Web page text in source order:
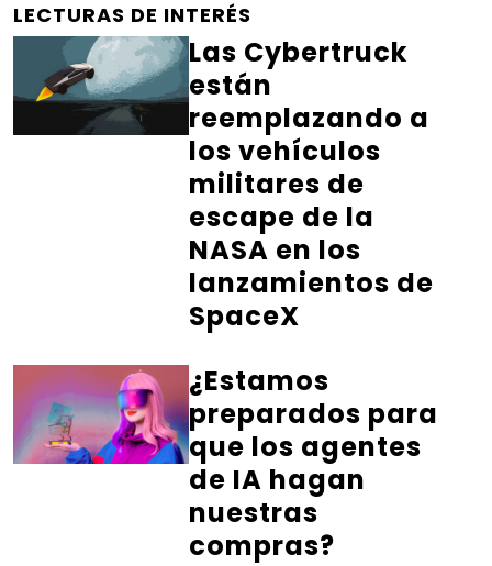
LECTURAS DE INTERÉS
Las Cybertruck
están
reemplazando a
los vehículos
militares de
escape de la
NASA en los
lanzamientos de
SpaceX
¿Estamos
preparados para
que los agentes
de IA hagan
nuestras
compras?